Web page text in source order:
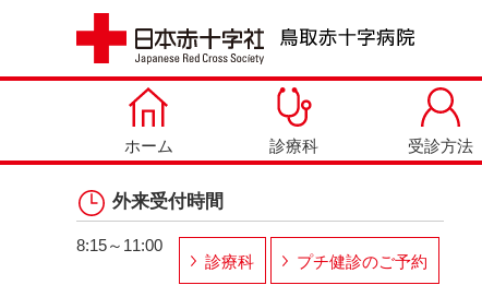
ホーム 診療科 受診方法
外来受付時間
8:15～11:00
診療科
プチ健診のご予約